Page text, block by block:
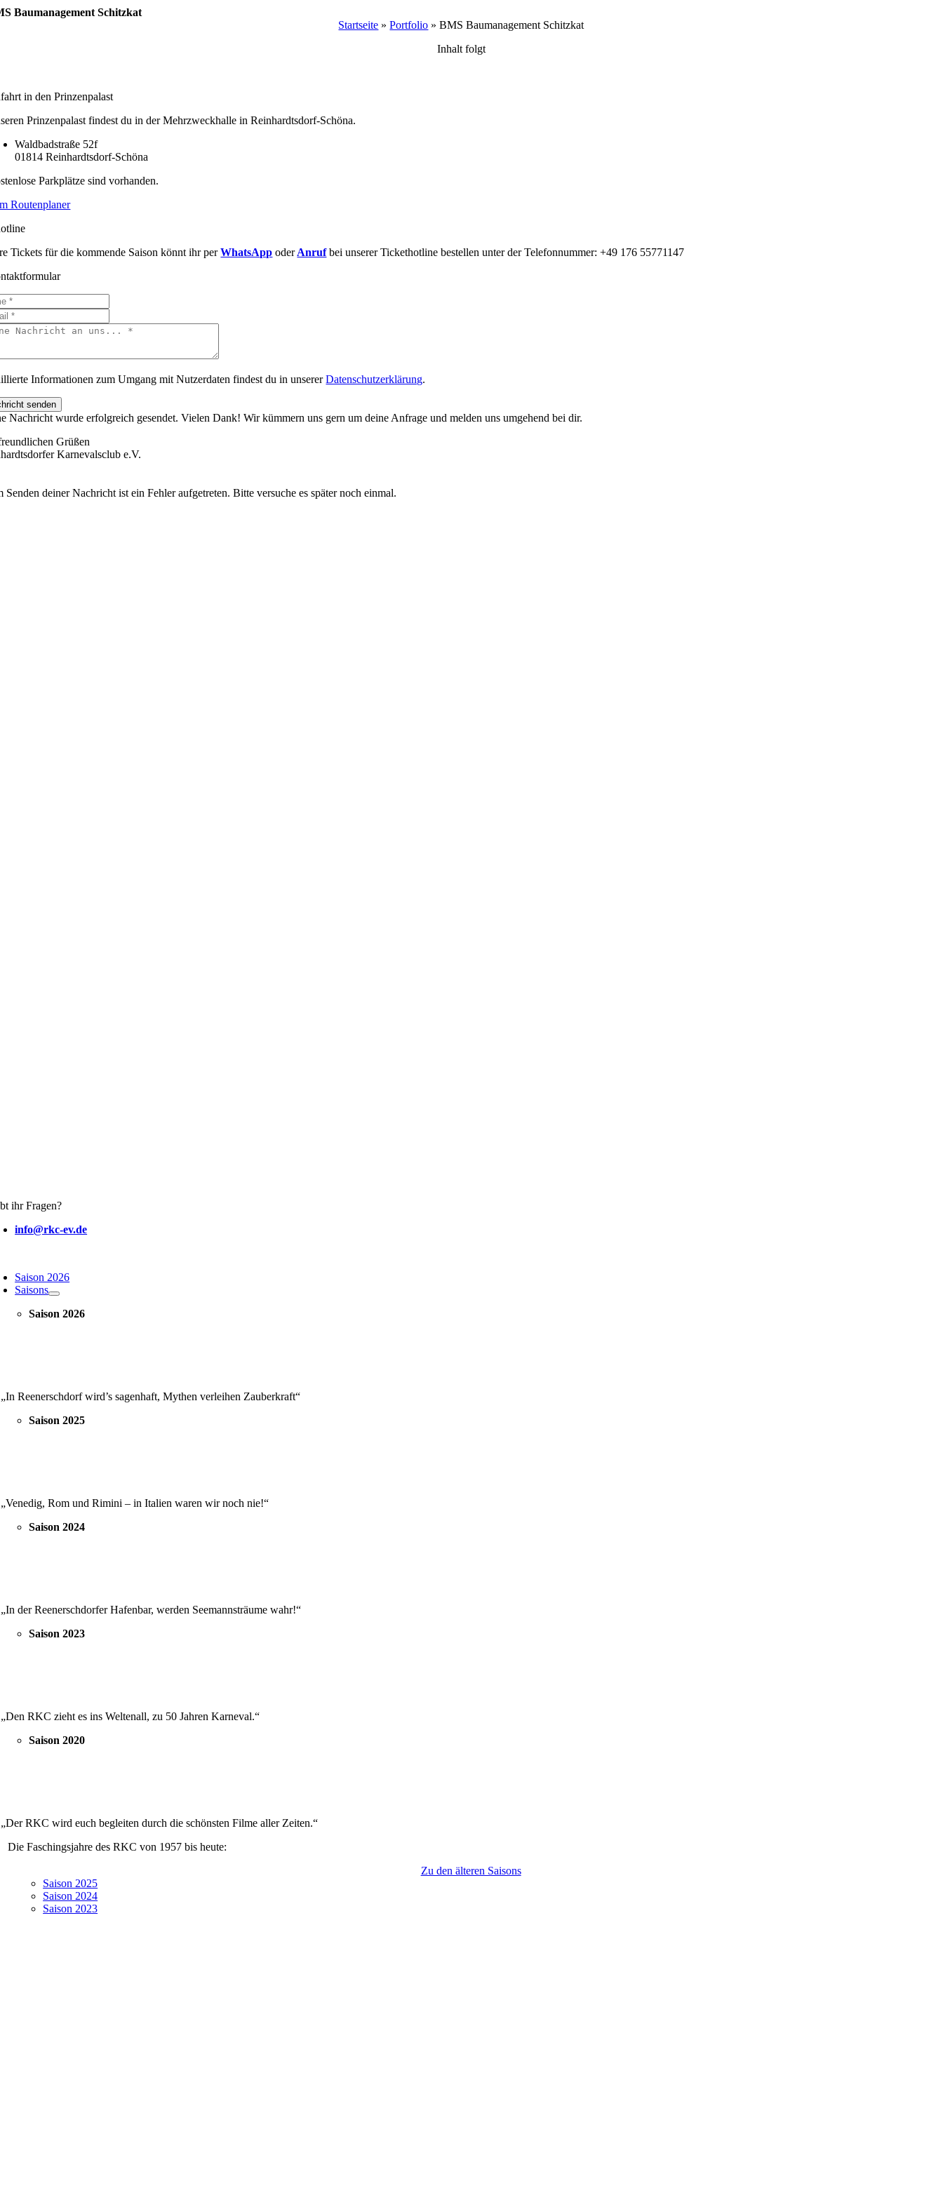
Zum
ihr Fragen?
info@rkc-ev.de
Saison 2026
Saisons
Saison 2026
„In Reenerschdorf wird’s sagenhaft, Mythen verleihen Zauberkraft“
Saison 2025
„Venedig, Rom und Rimini – in Italien waren wir noch nie!“
Saison 2024
„In der Reenerschdorfer Hafenbar, werden Seemannsträume wahr!“
Saison 2023
„Den RKC zieht es ins Weltenall, zu 50 Jahren Karneval.“
Saison 2020
„Der RKC wird euch begleiten durch die schönsten Filme aller Zeiten.“
Die Faschingsjahre des RKC von 1957 bis heute:
Zu den älteren Saisons
Saison 2025
Saison 2024
Saison 2023
Baumanagement Schitzkat
Startseite »Portfolio »BMS Baumanagement Schitzkat
Inhalt folgt
in den Prinzenpalast
Prinzenpalast findest du in der Mehrzweckhalle in Reinhardtsdorf-Schöna.
Waldbadstraße 52f
01814 Reinhardtsdorf-Schöna
Parkplätze sind vorhanden.
Routenplaner
Tickets für die kommende Saison könnt ihr perWhatsApp oder Anrufbei unserer Tickethotline bestellen unter der Telefonnummer: +49 176 55771147
Informationen zum Umgang mit Nutzerdaten findest du in unsererDatenschutzerklärung.
senden
Nachricht wurde erfolgreich gesendet. Vielen Dank! Wir kümmern uns gern um deine Anfrage und melden uns umgehend bei dir.
Grüßen
Karnevalsclub e.V.
Senden deiner Nachricht ist ein Fehler aufgetreten. Bitte versuche es später noch einmal.